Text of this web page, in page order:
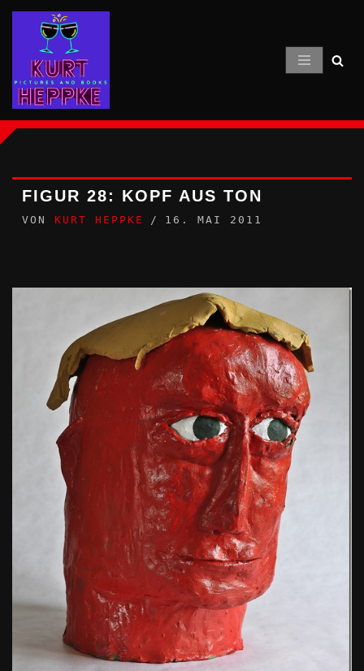
Inhalt
springen
FIGUR 28: KOPF AUS TON
VON KURT HEPPKE 16. MAI 2011